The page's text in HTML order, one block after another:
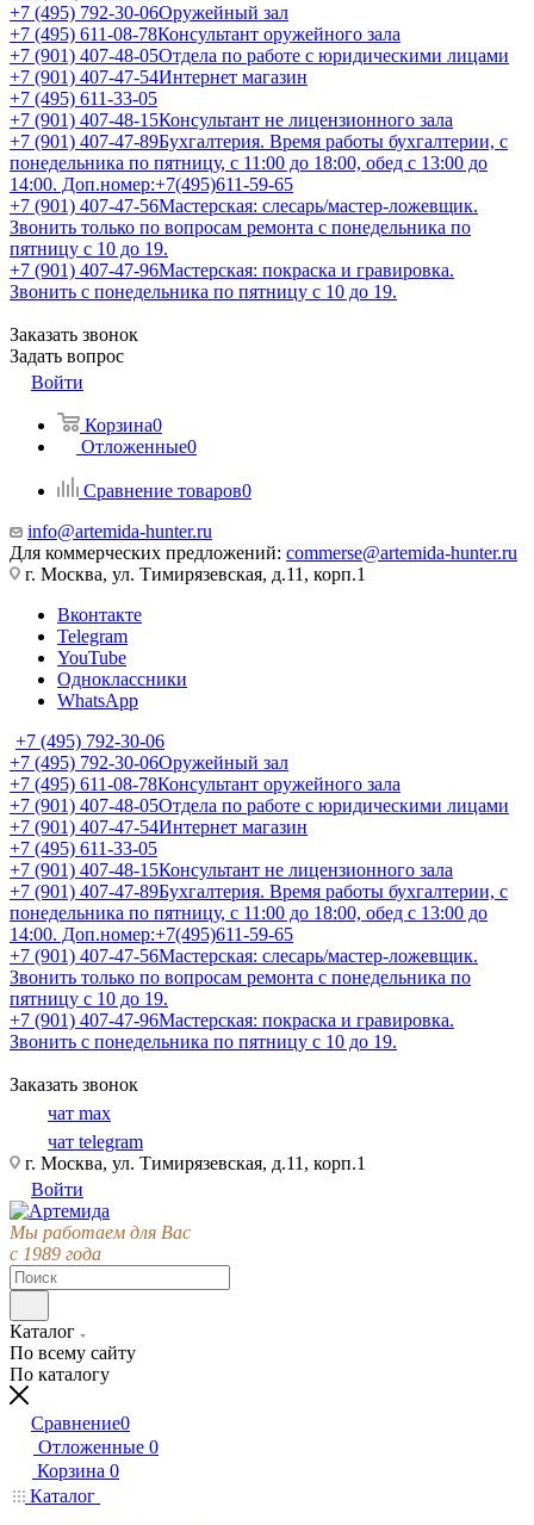
+7 (495) 792-30-06Оружейный зал
+7 (495) 611-08-78Консультант оружейного зала
+7 (901) 407-48-05Отдела по работе с юридическими лицами
+7 (901) 407-47-54Интернет магазин
+7 (495) 611-33-05
+7 (901) 407-48-15Консультант не лицензионного зала
+7 (901) 407-47-89Бухгалтерия. Время работы бухгалтерии, с
понедельника по пятницу, с 11:00 до 18:00, обед с 13:00 до
14:00. Доп.номер:+7(495)611-59-65
+7 (901) 407-47-56Мастерская: слесарь/мастер-ложевщик.
Звонить только по вопросам ремонта с понедельника по
пятницу с 10 до 19.
+7 (901) 407-47-96Мастерская: покраска и гравировка.
Звонить с понедельника по пятницу с 10 до 19.
Заказать звонок
Задать вопрос
Войти
Корзина0
Отложенные0
Сравнение товаров0
info@artemida-hunter.ru
Для коммерческих предложений: commerse@artemida-hunter.ru
г. Москва, ул. Тимирязевская, д.11, корп.1
Вконтакте
Telegram
YouTube
Одноклассники
WhatsApp
+7 (495) 792-30-06
+7 (495) 792-30-06Оружейный зал
+7 (495) 611-08-78Консультант оружейного зала
+7 (901) 407-48-05Отдела по работе с юридическими лицами
+7 (901) 407-47-54Интернет магазин
+7 (495) 611-33-05
+7 (901) 407-48-15Консультант не лицензионного зала
+7 (901) 407-47-89Бухгалтерия. Время работы бухгалтерии, с
понедельника по пятницу, с 11:00 до 18:00, обед с 13:00 до
14:00. Доп.номер:+7(495)611-59-65
+7 (901) 407-47-56Мастерская: слесарь/мастер-ложевщик.
Звонить только по вопросам ремонта с понедельника по
пятницу с 10 до 19.
+7 (901) 407-47-96Мастерская: покраска и гравировка.
Звонить с понедельника по пятницу с 10 до 19.
Заказать звонок
чат max
чат telegram
г. Москва, ул. Тимирязевская, д.11, корп.1
Войти
Мы работаем для Вас
с 1989 года
Каталог
По всему сайту
По каталогу
Сравнение0
Отложенные 0
Корзина 0
Каталог